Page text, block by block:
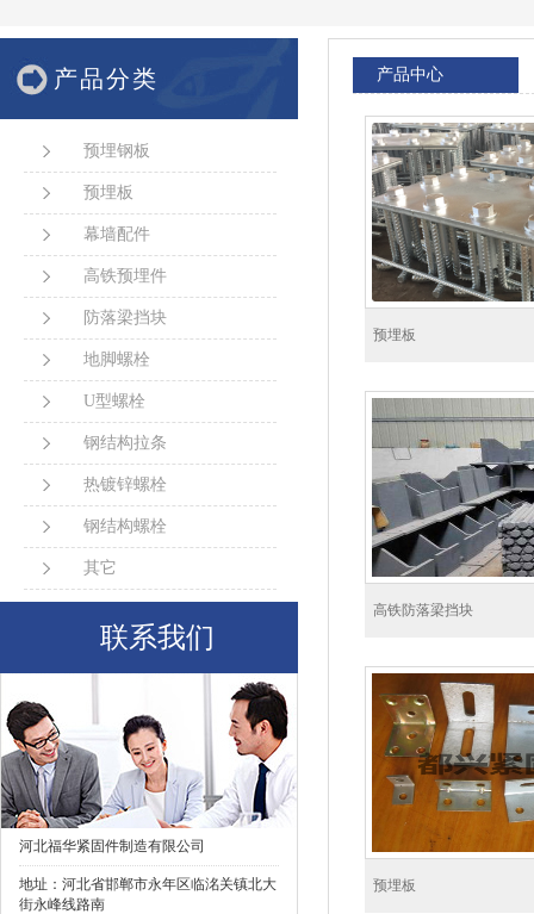
产品分类
预埋钢板
预埋板
幕墙配件
高铁预埋件
防落梁挡块
地脚螺栓
U型螺栓
钢结构拉条
热镀锌螺栓
钢结构螺栓
其它
联系我们
河北福华紧固件制造有限公司
地址：河北省邯郸市永年区临洺关镇北大
街永峰线路南
产品中心
预埋板
高铁防落梁挡块
预埋板